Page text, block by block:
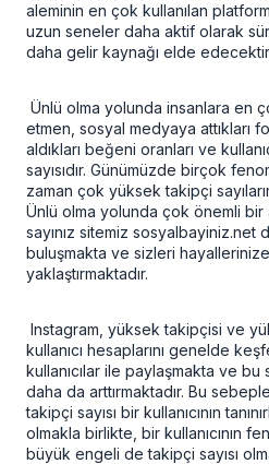
aleminin en çok kullanılan
uzun seneler daha aktif olarak
daha gelir kaynağı elde
Ünlü olma yolunda insanlara en
etmen, sosyal medyaya attıkları
aldıkları beğeni oranları ve
sayısıdır. Günümüzde birçok
zaman çok yüksek takipçi
Ünlü olma yolunda çok önemli bir
sayınız sitemiz sosyalbayiniz.net
buluşmakta ve sizleri
yaklaştırmaktadır.
Instagram, yüksek takipçisi ve
kullanıcı hesaplarını genelde
kullanıcılar ile paylaşmakta ve
daha da arttırmaktadır. Bu
takipçi sayısı bir kullanıcının
olmakla birlikte, bir kullanıcının
büyük engeli de takipçi sayısı